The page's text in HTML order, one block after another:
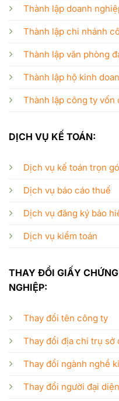
Thành lập doanh
Thành lập chi nhánh
Thành lập văn phòng
Thành lập hộ kinh
Thành lập công ty vốn
DỊCH VỤ KẾ TOÁN:
Dịch vụ kế toán trọn
Dịch vụ báo cáo thuế
Dịch vụ đăng ký bảo
Dịch vụ kiểm toán
THAY ĐỔI GIẤY
NGHIỆP:
Thay đổi tên công ty
Thay đổi địa chỉ trụ sở
Thay đổi ngành nghề
Thay đổi người đại